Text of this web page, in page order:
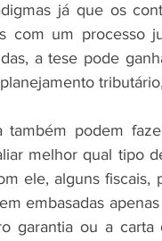
já que os
com um processo
a tese pode
também podem
melhor qual tipo
ele, alguns fiscais,
embasadas
garantia ou a